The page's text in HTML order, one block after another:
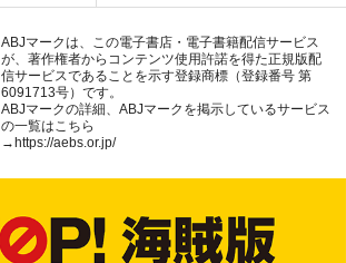
ABJマークは、この電子書店・電子書籍配信サービス
が、著作権者からコンテンツ使用許諾を得た正規版配
信サービスであることを示す登録商標（登録番号 第
6091713号）です。
ABJマークの詳細、ABJマークを掲示しているサービス
の一覧はこちら
→ https://aebs.or.jp/